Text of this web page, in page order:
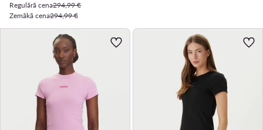
Regulārā cena294,99 €
Zemākā cena294,99 €